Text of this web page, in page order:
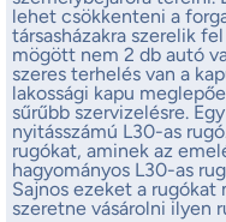
lehet csökkenteni a
társasházakra szerelik
mögött nem 2 db autó
szeres terhelés van a
lakossági kapu
sűrűbb szervizelésre.
nyitásszámú L30-as
rugókat, aminek az
hagyományos L30-as
Sajnos ezeket a rugókat
szeretne vásárolni ilyen